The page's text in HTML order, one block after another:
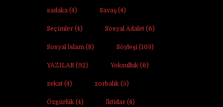
sadaka (4) Savaş (4)
Seçimler (4) Sosyal Adalet (6)
Sosyal İslam (8) Söyleşi (103)
YAZILAR (92) Yoksulluk (6)
zekat (4) zorbalık (5)
Özgürlük (4) İktidar (4)